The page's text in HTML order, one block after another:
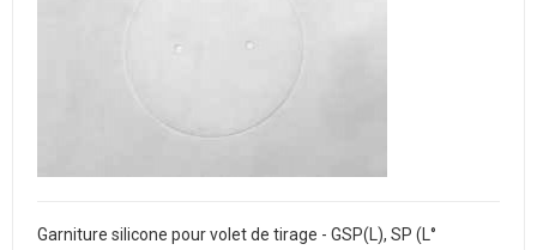
Garniture silicone pour volet de tirage - GSP(L), SP (L°